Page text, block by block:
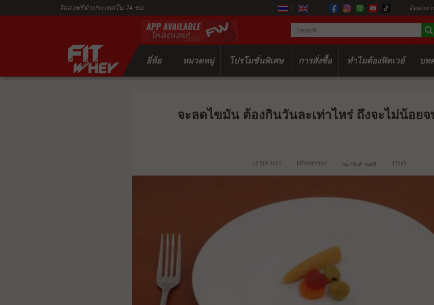
จัดส่งฟรีทั่วประเทศใน 24 ชม. ติดต่อผ่า
ยี่ห้อ หมวดหมู่ โปรโมชั่นพิเศษ การสั่งซื้อ ทำไมต้องฟิตเวย์ บท
จะลดไขมัน ต้องกินวันละเท่าไหร่ ถึงจะไม่น้อยจ
12 SEP 2022 FITWHEY101 กนกสิงห์ ชมศรี 13565